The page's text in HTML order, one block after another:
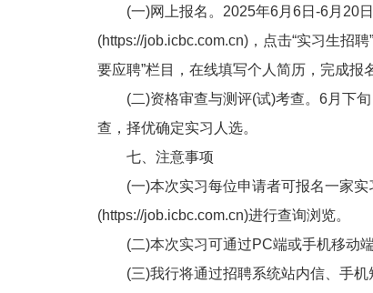
(一)网上报名。2025年6月6日-6月20日
(https://job.icbc.com.cn)，点击“实习生招
要应聘”栏目，在线填写个人简历，完成报
(二)资格审查与测评(试)考查。6月下旬
查，择优确定实习人选。
七、注意事项
(一)本次实习每位申请者可报名一家实
(https://job.icbc.com.cn)进行查询浏览。
(二)本次实习可通过PC端或手机移动端
(三)我行将通过招聘系统站内信、手机